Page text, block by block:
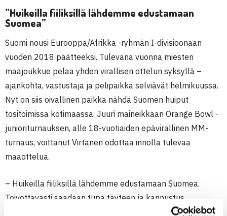
”Huikeilla fiiliksillä lähdemme edustamaan
Suomea”
Suomi nousi Eurooppa/Afrikka -ryhmän I-divisioonaan
vuoden 2018 päätteeksi. Tulevana vuonna miesten
maajoukkue pelaa yhden virallisen ottelun syksyllä –
ajankohta, vastustaja ja pelipaikka selviävät helmikuussa.
Nyt on siis oivallinen paikka nähdä Suomen huiput
tositoimissa kotimaassa. Juuri maineikkaan Orange Bowl -
junioriturnauksen, alle 18-vuotiaiden epävirallinen MM-
turnaus, voittanut Virtanen odottaa innolla tulevaa
maaottelua.
– Huikeilla fiiliksillä lähdemme edustamaan Suomea.
Toivottavasti saadaan tupa täyteen ja kannustus
kohdilleen, niin homma luistaa varmasti hienosti,